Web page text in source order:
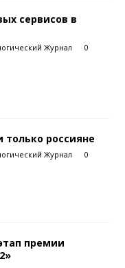
сервисов в
Журнал 0
только россияне
Журнал 0
премии